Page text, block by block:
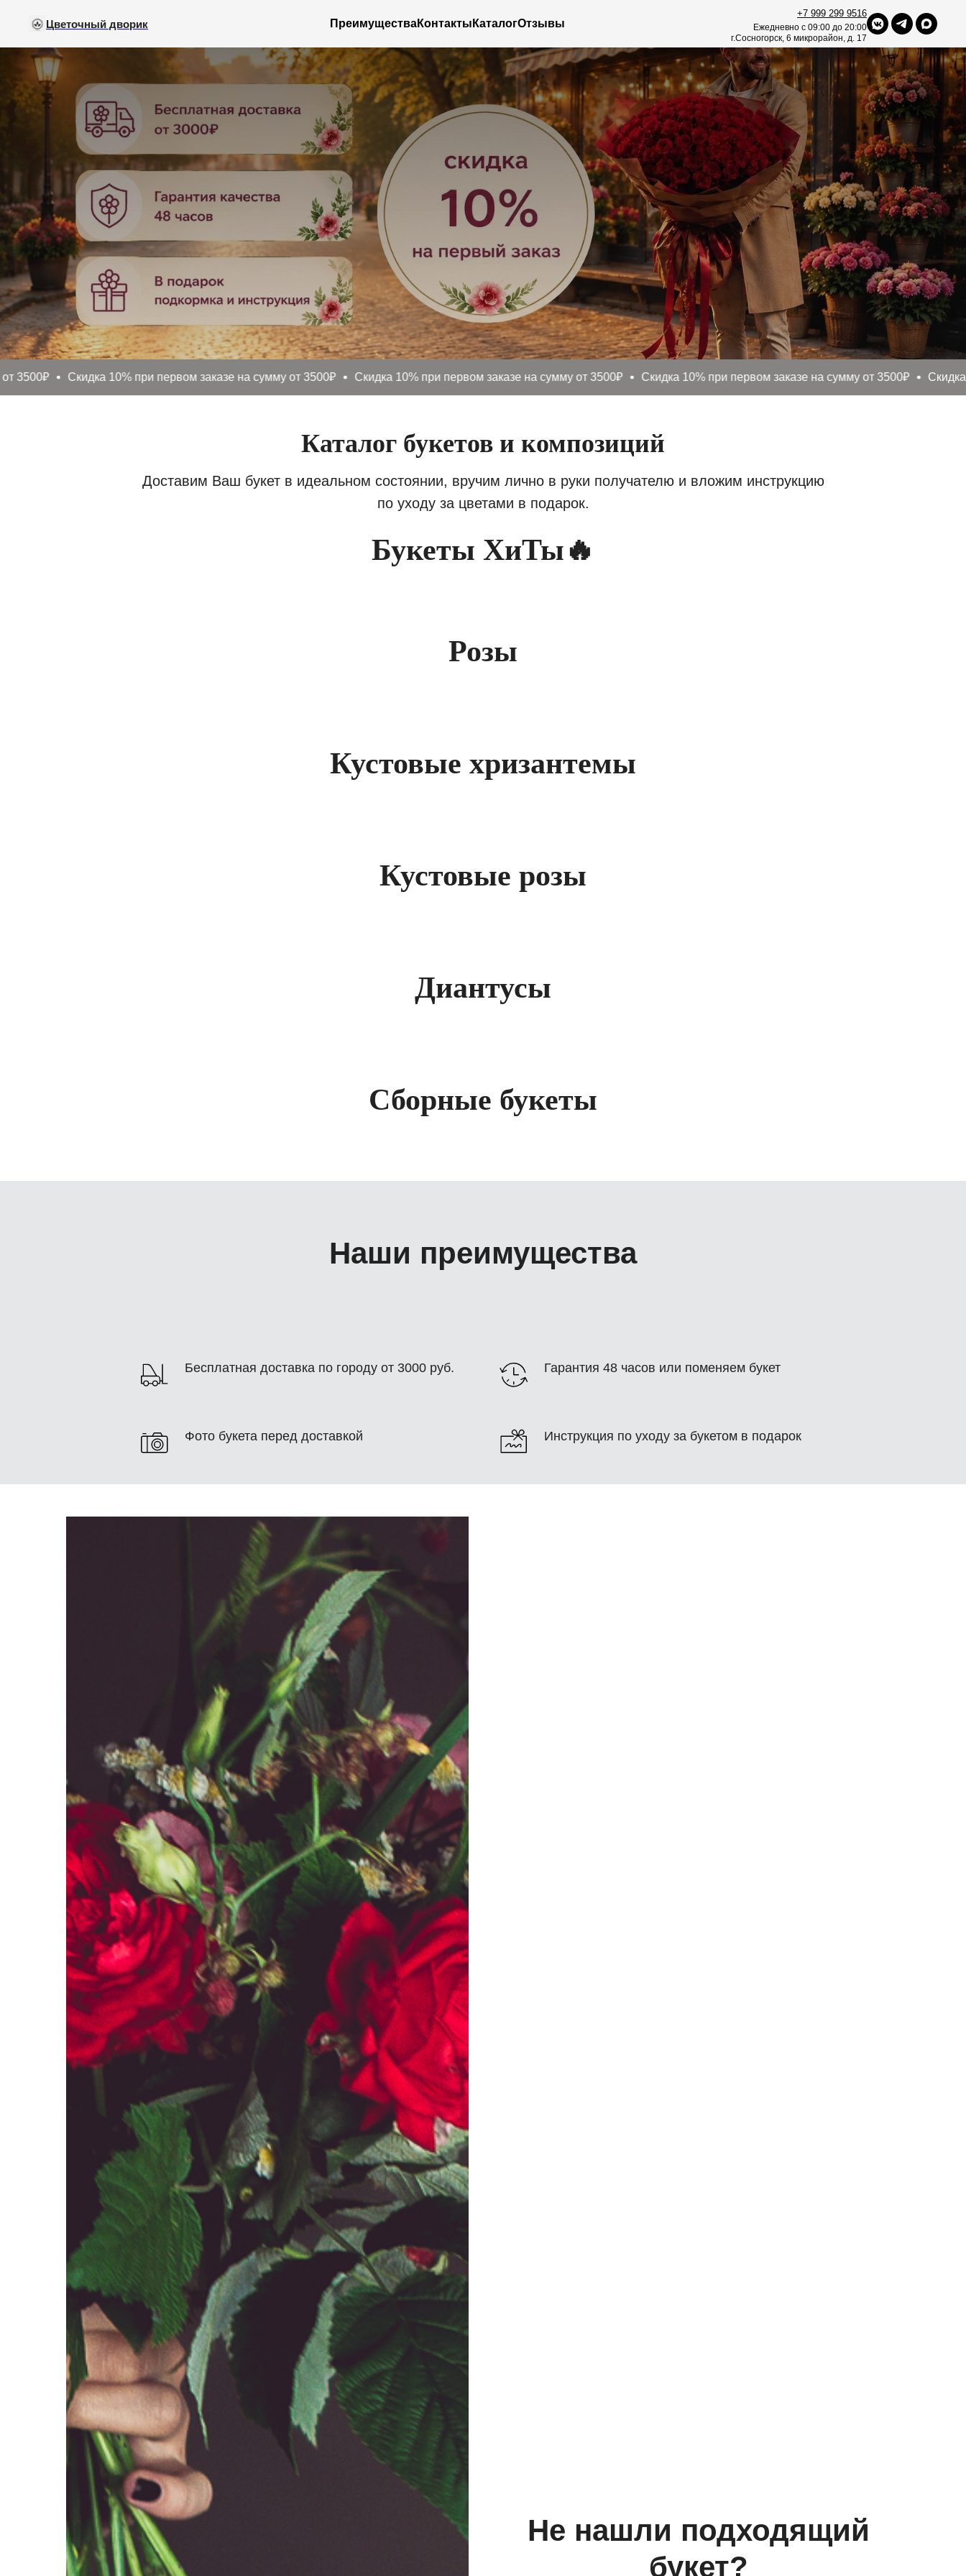
Цветочный дворик ПреимуществаКонтакты КаталогОтзывы
+7 999 299 9516
Ежедневно с 09:00 до 20:00
г.Сосногорск, 6 микрорайон, д. 17
Скидка 10% при первом заказе на сумму от 3500₽ Скидка 10% при первом заказе на сумму от 3500₽ Скидка 10% при первом заказе на сумму от 3500₽ Скидка 10%
Каталог букетов и композиций
Доставим Ваш букет в идеальном состоянии, вручим лично в руки получателю и вложим инструкцию
по уходу за цветами в подарок.
Букеты ХиТы🔥
Розы
Кустовые хризантемы
Кустовые розы
Диантусы
Сборные букеты
Наши преимущества
Бесплатная доставка по городу от 3000 руб. Гарантия 48 часов или поменяем букет
Фото букета перед доставкой Инструкция по уходу за букетом в подарок
Не нашли подходящий
букет?